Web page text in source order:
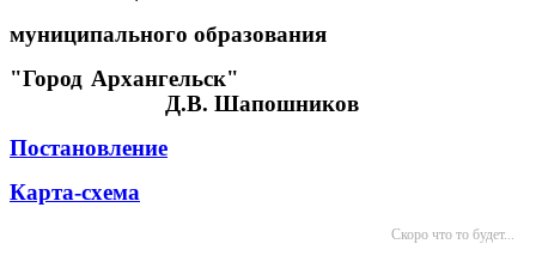
муниципального образования
"Город Архангельск"
Д.В. Шапошников
Постановление
Карта-схема
Скоро что то будет...